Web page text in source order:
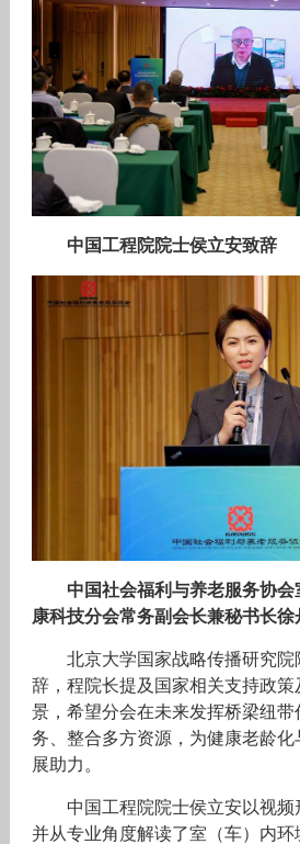
中国工程院院士侯立安致辞
中国社会福利与养老服务协
康科技分会常务副会长兼秘书长徐
北京大学国家战略传播研究
辞，程院长提及国家相关支持政
景，希望分会在未来发挥桥梁纽带
务、整合多方资源，为健康老龄
展助力。
中国工程院院士侯立安以视频
并从专业角度解读了室（车）内